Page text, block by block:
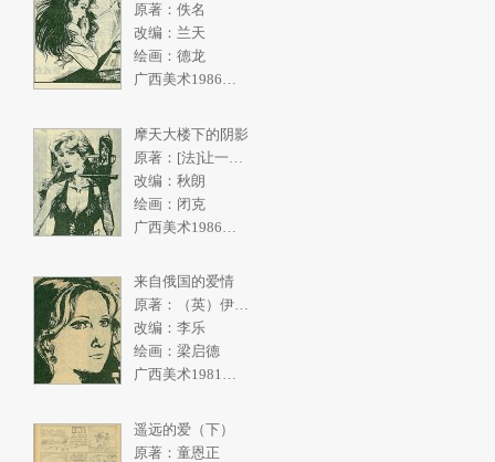
原著：佚名
改编：兰天
绘画：德龙
广西美术1986年5期
摩天大楼下的阴影
改编：秋朗
绘画：闭克
来自俄国的爱情
原著：（英）伊恩弗利明
改编：李乐
绘画：梁启德
广西美术1981年2期
遥远的爱（下）
原著：童恩正